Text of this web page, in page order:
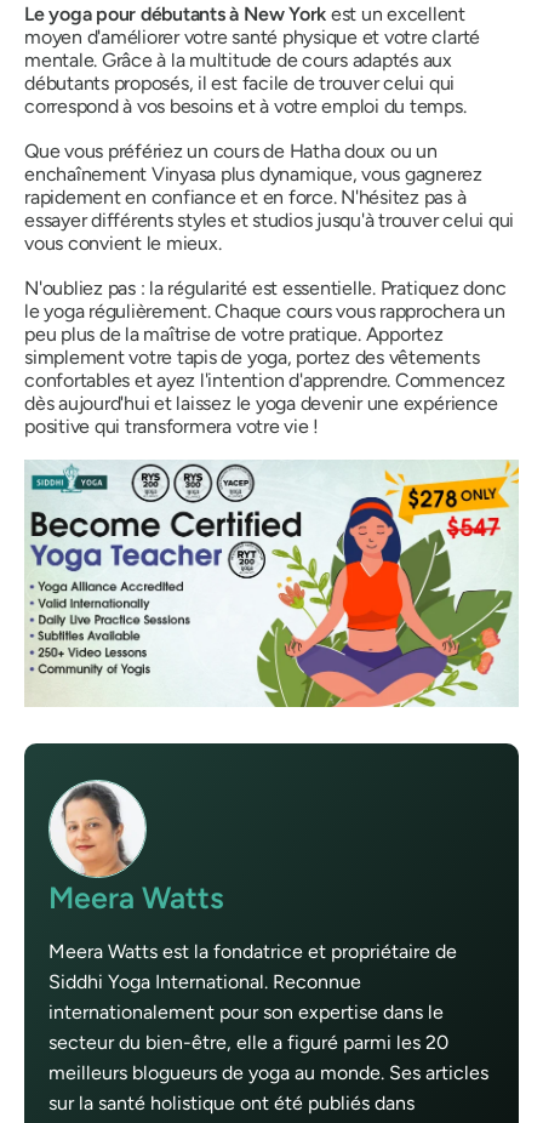
Le yoga pour débutants à New York est un excellent
moyen d'améliorer votre santé physique et votre clarté
mentale. Grâce à la multitude de cours adaptés aux
débutants proposés, il est facile de trouver celui qui
correspond à vos besoins et à votre emploi du temps.
Que vous préfériez un cours de Hatha doux ou un
enchaînement Vinyasa plus dynamique, vous gagnerez
rapidement en confiance et en force. N'hésitez pas à
essayer différents styles et studios jusqu'à trouver celui qui
vous convient le mieux.
N'oubliez pas : la régularité est essentielle. Pratiquez donc
le yoga régulièrement. Chaque cours vous rapprochera un
peu plus de la maîtrise de votre pratique. Apportez
simplement votre tapis de yoga, portez des vêtements
confortables et ayez l'intention d'apprendre. Commencez
dès aujourd'hui et laissez le yoga devenir une expérience
positive qui transformera votre vie !
Meera Watts
Meera Watts est la fondatrice et propriétaire de
Siddhi Yoga International. Reconnue
internationalement pour son expertise dans le
secteur du bien-être, elle a figuré parmi les 20
meilleurs blogueurs de yoga au monde. Ses articles
sur la santé holistique ont été publiés dans